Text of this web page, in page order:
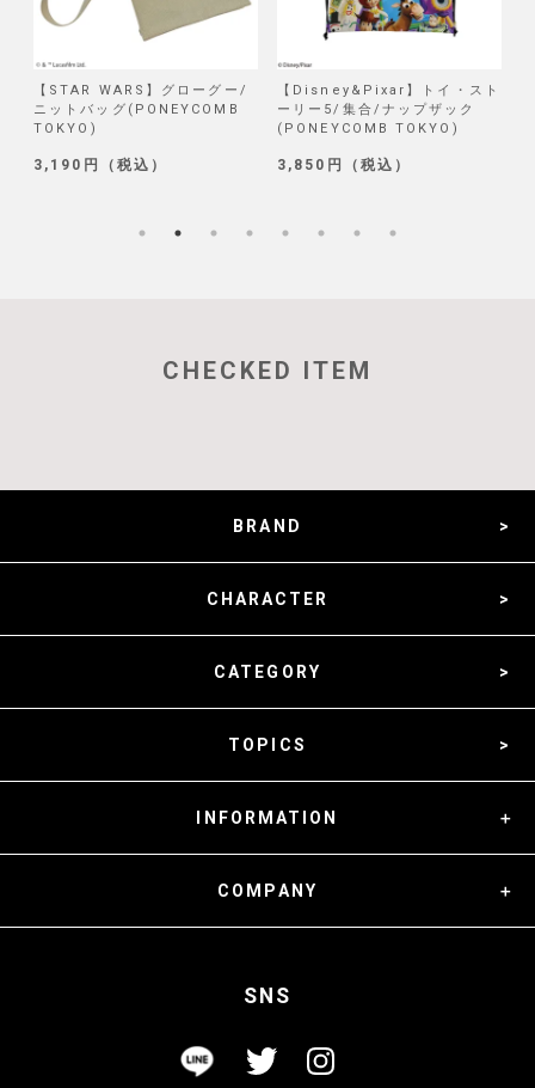
【Disney&Pixar】トイ・スト
ーリー5/集合/ナップザック
(PONEYCOMB TOKYO)
3,850円（税込）
【Disney】リロ＆スティッチ/
試作品/ブラインド巾着 第二弾
(PONEYCOMB TOKYO)
1,320円（税込）
CHECKED ITEM
BRAND
CHARACTER
CATEGORY
TOPICS
INFORMATION
COMPANY
SNS